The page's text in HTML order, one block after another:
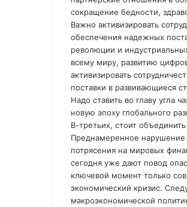
сокращение бедности,
Важно активизировать
обеспечения надежных
революции и
всему миру, развитию
активизировать
поставки в развивающиеся
Надо ставить во главу угла
новую эпоху глобального
В-третьих, стоит
Преднамеренное нарушение
потрясения на мировых
сегодня уже дают повод
ключевой момент только
экономический кризис.
макроэкономической